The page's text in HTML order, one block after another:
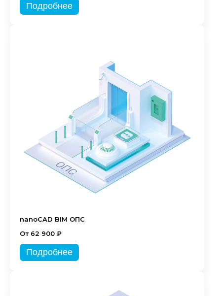
Подробнее
nanoCAD BIM ОПС
От 62 900 ₽
Подробнее